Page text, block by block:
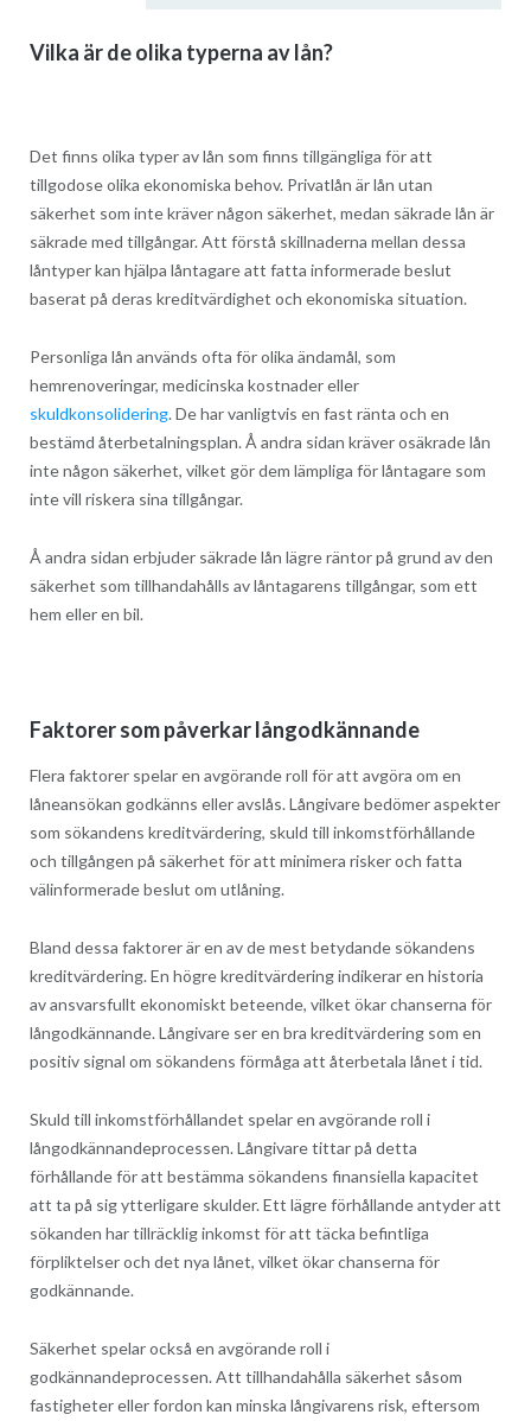
Vilka är de olika typerna av lån?
Det finns olika typer av lån som finns tillgängliga för att
tillgodose olika ekonomiska behov. Privatlån är lån utan
säkerhet som inte kräver någon säkerhet, medan säkrade lån är
säkrade med tillgångar. Att förstå skillnaderna mellan dessa
låntyper kan hjälpa låntagare att fatta informerade beslut
baserat på deras kreditvärdighet och ekonomiska situation.
Personliga lån används ofta för olika ändamål, som
hemrenoveringar, medicinska kostnader eller
skuldkonsolidering. De har vanligtvis en fast ränta och en
bestämd återbetalningsplan. Å andra sidan kräver osäkrade lån
inte någon säkerhet, vilket gör dem lämpliga för låntagare som
inte vill riskera sina tillgångar.
Å andra sidan erbjuder säkrade lån lägre räntor på grund av den
säkerhet som tillhandahålls av låntagarens tillgångar, som ett
hem eller en bil.
Faktorer som påverkar långodkännande
Flera faktorer spelar en avgörande roll för att avgöra om en
låneansökan godkänns eller avslås. Långivare bedömer aspekter
som sökandens kreditvärdering, skuld till inkomstförhållande
och tillgången på säkerhet för att minimera risker och fatta
välinformerade beslut om utlåning.
Bland dessa faktorer är en av de mest betydande sökandens
kreditvärdering. En högre kreditvärdering indikerar en historia
av ansvarsfullt ekonomiskt beteende, vilket ökar chanserna för
långodkännande. Långivare ser en bra kreditvärdering som en
positiv signal om sökandens förmåga att återbetala lånet i tid.
Skuld till inkomstförhållandet spelar en avgörande roll i
långodkännandeprocessen. Långivare tittar på detta
förhållande för att bestämma sökandens finansiella kapacitet
att ta på sig ytterligare skulder. Ett lägre förhållande antyder att
sökanden har tillräcklig inkomst för att täcka befintliga
förpliktelser och det nya lånet, vilket ökar chanserna för
godkännande.
Säkerhet spelar också en avgörande roll i
godkännandeprocessen. Att tillhandahålla säkerhet såsom
fastigheter eller fordon kan minska långivarens risk, eftersom